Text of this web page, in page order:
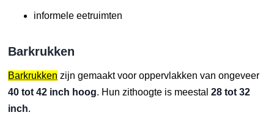
informele eetruimten
Barkrukken
Barkrukken zijn gemaakt voor oppervlakken van ongeveer
40 tot 42 inch hoog. Hun zithoogte is meestal28 tot 32
inch.